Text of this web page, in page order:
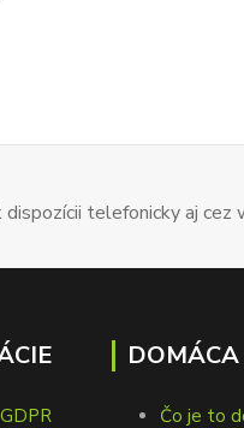
telefonicky aj cez
Čo je to